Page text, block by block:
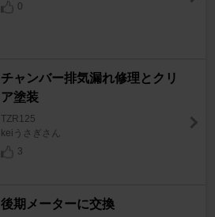
0
チャンバー排気漏れ修理とクリ
ア塗装
TZR125
keiうさぎさん
3
後期メーターに交換